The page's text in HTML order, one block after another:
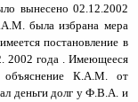
вынесено 02.12.2002
A.M.была избрана мера
постановление в
2002 года . Имеющееся
К.A.M. от
деньги долг у Ф.В.А. и